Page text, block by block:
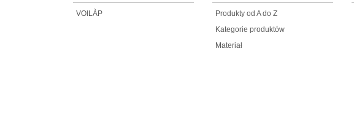
VOILÀP
Produkty od A do Z
Kategorie produktów
Materiał